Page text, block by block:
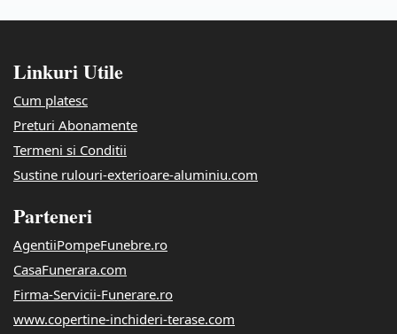
Linkuri Utile
Cum platesc
Preturi Abonamente
Termeni si Conditii
Sustine rulouri-exterioare-aluminiu.com
Parteneri
AgentiiPompeFunebre.ro
CasaFunerara.com
Firma-Servicii-Funerare.ro
www.copertine-inchideri-terase.com